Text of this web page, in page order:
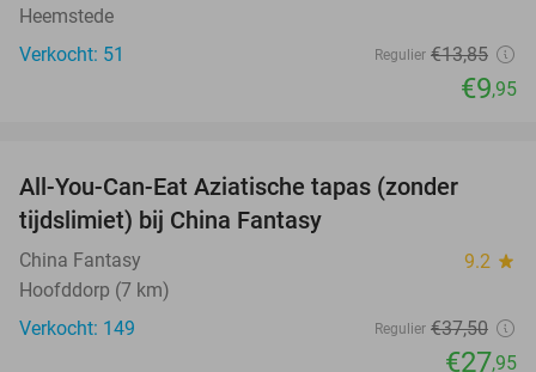
Heemstede
Verkocht: 51
Regulier €13,85
€9,95
All-You-Can-Eat Aziatische tapas (zonder
tijdslimiet) bij China Fantasy
China Fantasy 9.2 star
Hoofddorp (7 km)
Verkocht: 149
Regulier €37,50
€27,95